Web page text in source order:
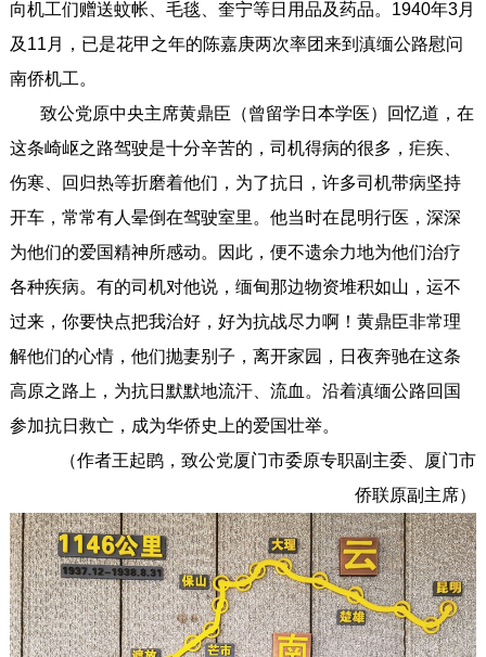
向机工们赠送蚊帐、毛毯、奎宁等日用品及药品。1940年3月
及11月，已是花甲之年的陈嘉庚两次率团来到滇缅公路慰问
南侨机工。
致公党原中央主席黄鼎臣（曾留学日本学医）回忆道，在
这条崎岖之路驾驶是十分辛苦的，司机得病的很多，疟疾、
伤寒、回归热等折磨着他们，为了抗日，许多司机带病坚持
开车，常常有人晕倒在驾驶室里。他当时在昆明行医，深深
为他们的爱国精神所感动。因此，便不遗余力地为他们治疗
各种疾病。有的司机对他说，缅甸那边物资堆积如山，运不
过来，你要快点把我治好，好为抗战尽力啊！黄鼎臣非常理
解他们的心情，他们抛妻别子，离开家园，日夜奔驰在这条
高原之路上，为抗日默默地流汗、流血。沿着滇缅公路回国
参加抗日救亡，成为华侨史上的爱国壮举。
（作者王起鹍，致公党厦门市委原专职副主委、厦门市
侨联原副主席）